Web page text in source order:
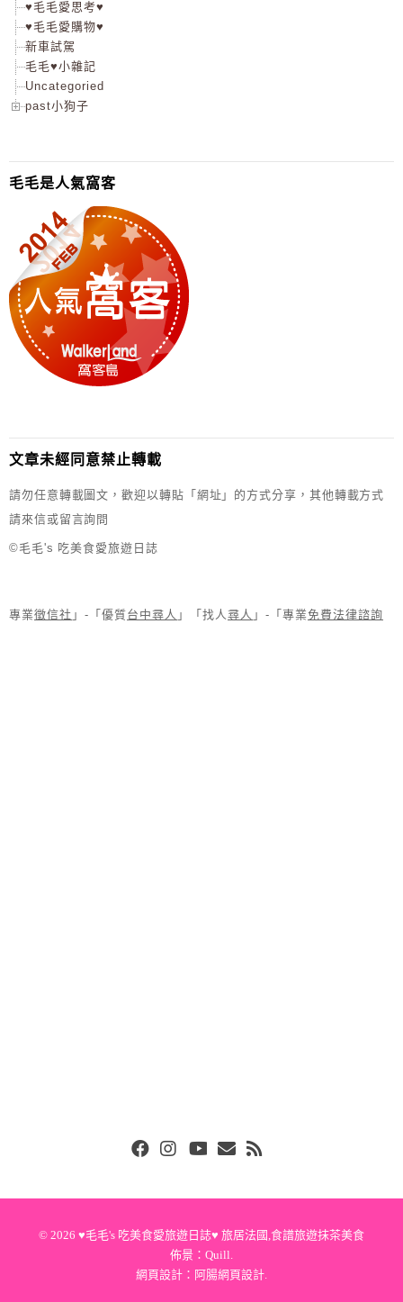
♥毛毛愛思考♥
♥毛毛愛購物♥
新車試駕
毛毛♥小雜記
Uncategoried
past小狗子
毛毛是人氣窩客
文章未經同意禁止轉載
請勿任意轉載圖文，歡迎以轉貼「網址」的方式分享，其他轉載方式
請來信或留言詢問
©毛毛's 吃美食愛旅遊日誌
專業徵信社 」-「優質台中尋人 」「找人 尋人 」-「專業免費法律諮詢
© 2026 ♥毛毛's 吃美食愛旅遊日誌♥ 旅居法國,食譜旅遊抹茶美食
佈景： Quill
網頁設計： 阿腸網頁設計